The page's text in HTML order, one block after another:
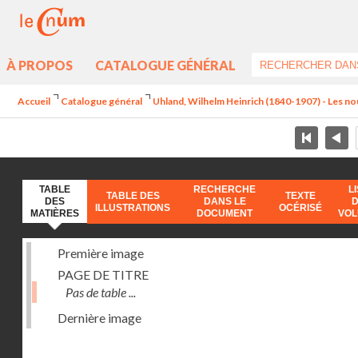
À PROPOS CATALOGUE GÉNÉRAL
Accueil Catalogue général Uhland, Wilhelm Heinrich (1840-1907) - Les
TABLE
DES
MATIÈRES
TABLE DES
ILLUSTRATIONS
RECHERCHE
DANS LE
DOCUMENT
TEXTE
OCÉRISÉ
Première image
PAGE DE TITRE
Pas de table ...
Dernière image